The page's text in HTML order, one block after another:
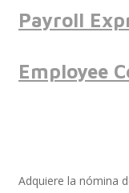
SAP
Payroll
Employee
Adquiere la nómina